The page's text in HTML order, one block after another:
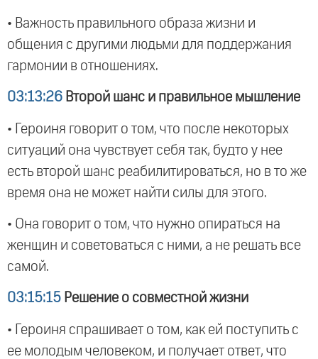
• Важность правильного образа жизни и
общения с другими людьми для поддержания
гармонии в отношениях.
03:13:26 Второй шанс и правильное мышление
• Героиня говорит о том, что после некоторых
ситуаций она чувствует себя так, будто у нее
есть второй шанс реабилитироваться, но в то же
время она не может найти силы для этого.
• Она говорит о том, что нужно опираться на
женщин и советоваться с ними, а не решать все
самой.
03:15:15 Решение о совместной жизни
• Героиня спрашивает о том, как ей поступить с
ее молодым человеком, и получает ответ, что